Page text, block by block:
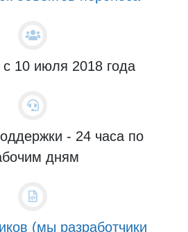
10 июля 2018 года
- 24 часа по
дням
(мы разработчики